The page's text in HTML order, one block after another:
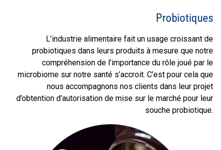
Probiotiques
L’industrie alimentaire fait un usage croissant de
probiotiques dans leurs produits à mesure que notre
compréhension de l’importance du rôle joué par le
microbiome sur notre santé s’accroit. C’est pour cela que
nous accompagnons nos clients dans leur projet
d’obtention d’autorisation de mise sur le marché pour leur
souche probiotique.